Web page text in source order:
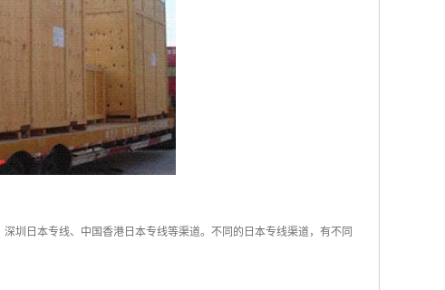
圳日本专线、中国香港日本专线等渠道。不同的日本专线渠道，有不同